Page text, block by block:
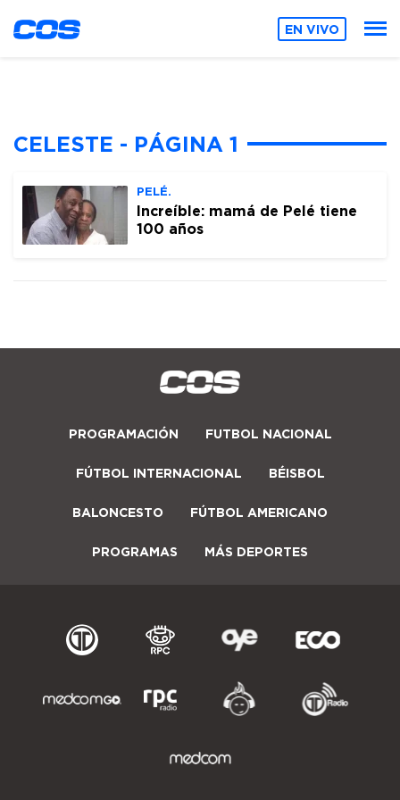
EN VIVO
CELESTE - PÁGINA 1
PELÉ.
Increíble: mamá de Pelé tiene
100 años
PROGRAMACIÓN FUTBOL NACIONAL
FÚTBOL INTERNACIONAL BÉISBOL
BALONCESTO FÚTBOL AMERICANO
PROGRAMAS MÁS DEPORTES